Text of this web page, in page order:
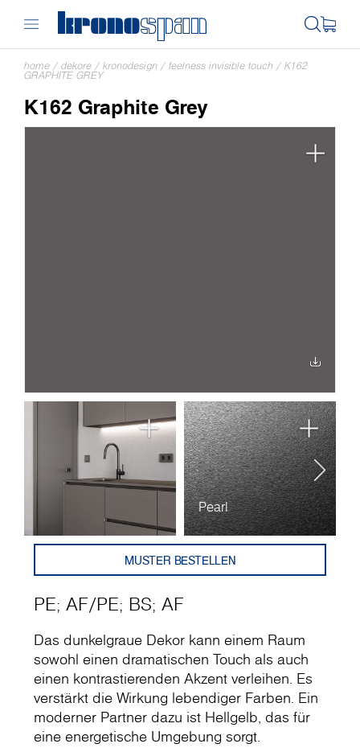
home / dekore / kronodesign / feelness invisible touch / K162
GRAPHITE GREY
K162 Graphite Grey
Pearl
PE; AF/PE; BS; AF
MUSTER BESTELLEN
Das dunkelgraue Dekor kann einem Raum
sowohl einen dramatischen Touch als auch
einen kontrastierenden Akzent verleihen. Es
verstärkt die Wirkung lebendiger Farben. Ein
moderner Partner dazu ist Hellgelb, das für
eine energetische Umgebung sorgt.